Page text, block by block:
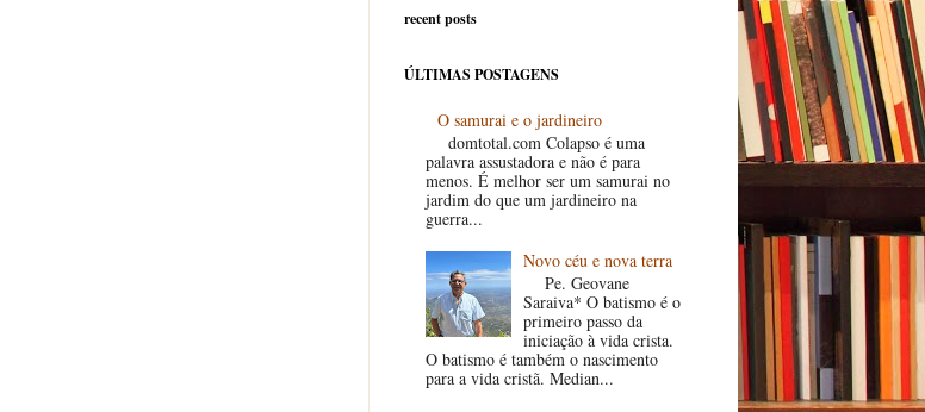
recent posts
ÚLTIMAS POSTAGENS
O samurai e o jardineiro
domtotal.com Colapso é uma
palavra assustadora e não é para
menos. É melhor ser um samurai no
jardim do que um jardineiro na
guerra...
Novo céu e nova terra
Pe. Geovane
Saraiva* O batismo é o
primeiro passo da
iniciação à vida crista.
O batismo é também o nascimento
para a vida cristã. Median...